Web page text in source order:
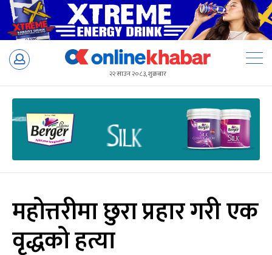
Skip
२२ साउन २०८३, शुक्रबार
महोत्तरीमा छुरा प्रहार गरी एक
वृद्धको हत्या